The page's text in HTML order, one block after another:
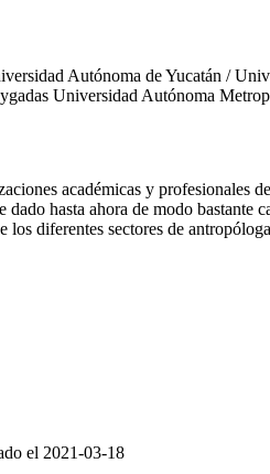
Autónoma de Yucatán /
Universidad Autónoma
académicas y profesionales
dado hasta ahora de modo bastante
los diferentes sectores de
el 2021-03-18